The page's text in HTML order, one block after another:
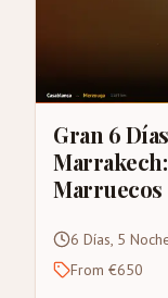
Gran 6
Marruecos
6 Días, 5
From €650